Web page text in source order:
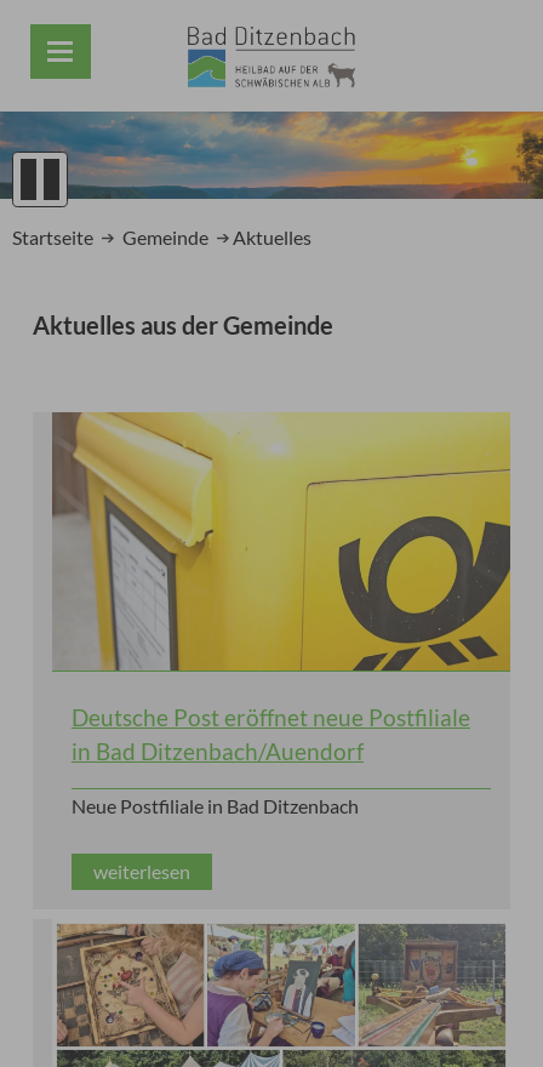
PrevNext
Startseite Gemeinde Aktuelles
Aktuelles aus der Gemeinde
Deutsche Post eröffnet neue Postfiliale
in Bad Ditzenbach/Auendorf
Neue Postfiliale in Bad Ditzenbach
weiterlesen